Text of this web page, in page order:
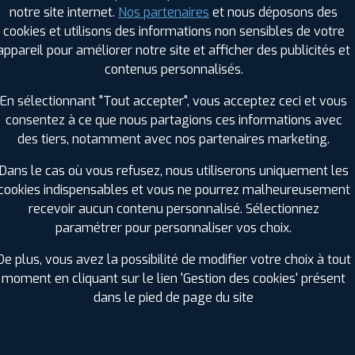
PROFIL PLUS DANS LES VILLES À
La Souterraine (23)
PROFIL PLUS DANS LES
+ D'INFOS
INDRE (36)
+ D'INFOS
notre site internet. Nos partenaires et nous déposons des
cookies et utilisons des informations non sensibles de votre
pour améliorer notre site et afficher des publicités et
contenus personnalisés.
En sélectionnant "Tout accepter", vous acceptez ceci et vous
consentez à ce que nous partagions ces informations avec
des tiers, notamment avec nos partenaires marketing.
le cas où vous refusez, nous utiliserons uniquement les
indispensables et vous ne pourrez malheureusement
recevoir aucun contenu personnalisé. Sélectionnez
paramétrer pour personnaliser vos choix.
plus, vous avez la possibilité de modifier votre choix à tout
moment en cliquant sur le lien 'Gestion des cookies' présent
dans le pied de page du site